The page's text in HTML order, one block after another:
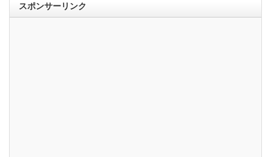
スポンサーリンク